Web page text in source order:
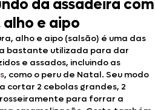
da assadeira com
e aipo
alho e aipo (salsão) é uma das
bastante utilizada para dar
e assados, incluindo as
, como o peru de Natal. Seu modo
cortar 2 cebolas grandes, 2
para forrar a